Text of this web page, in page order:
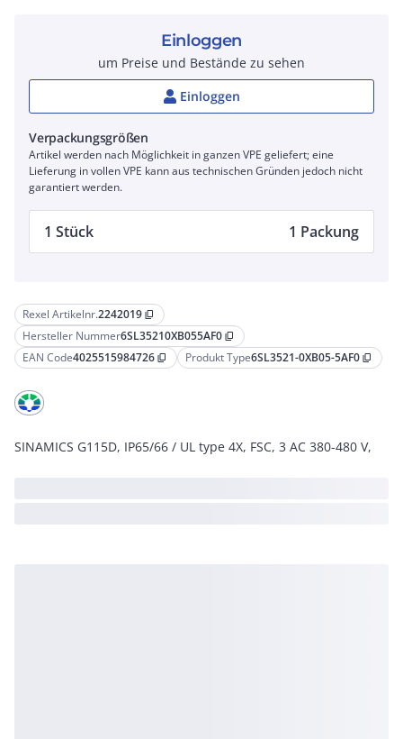
Rexel Artikelnr.2242019 content_copy
Hersteller Nummer6SL35210XB055AF0 content_copy
EAN Code4025515984726 content_copy Produkt Type6SL3521-0XB05-5AF0 content_copy
SINAMICS G115D, IP65/66 / UL type 4X, FSC, 3 AC 380-480 V,
Einloggen
um Preise und Bestände zu sehen
Einloggen
Verpackungsgrößen
Artikel werden nach Möglichkeit in ganzen VPE geliefert; eine
Lieferung in vollen VPE kann aus technischen Gründen jedoch nicht
garantiert werden.
1 Stück 1 Packung